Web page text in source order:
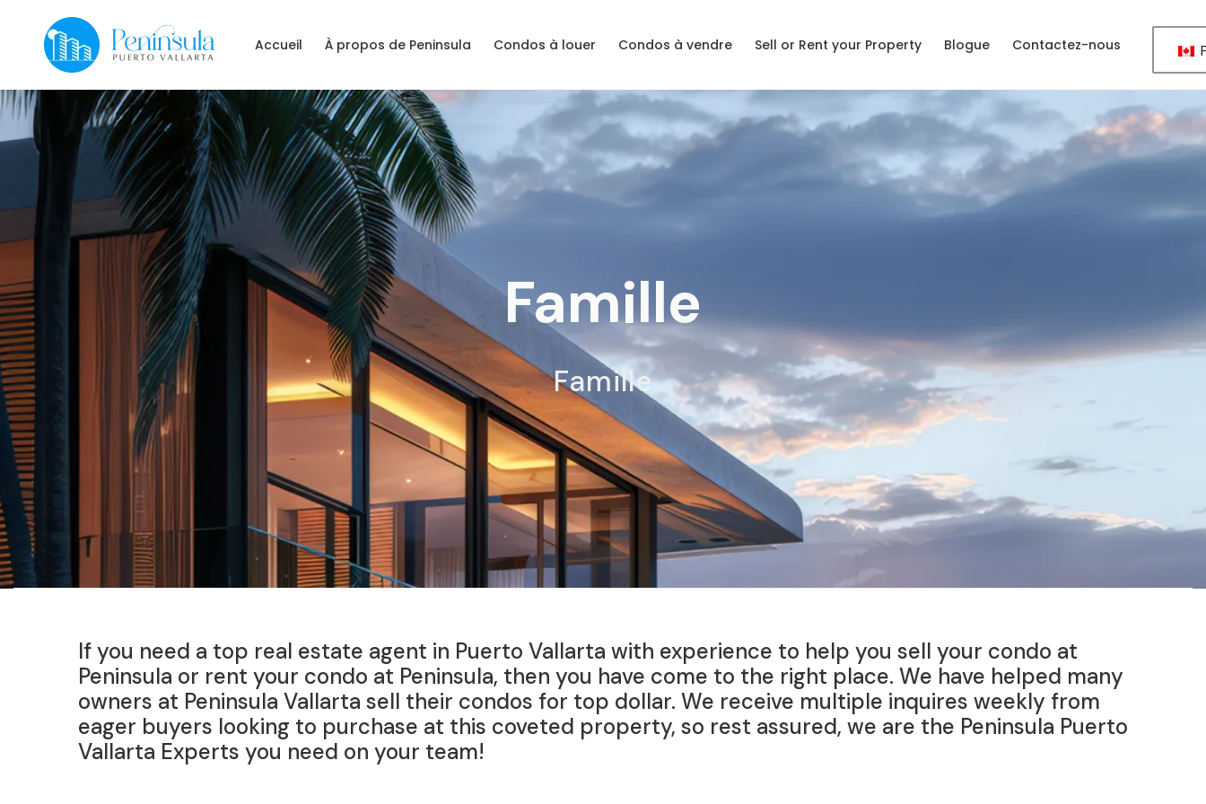
Accueil À propos de Peninsula Condos à louer Condos à vendre Sell or Rent your Property Blogue Contactez-nous
Famille
Famille
If you need a top real estate agent in Puerto Vallarta with experience to help you sell your condo at
Peninsula or rent your condo at Peninsula, then you have come to the right place. We have helped many
owners at Peninsula Vallarta sell their condos for top dollar. We receive multiple inquires weekly from
eager buyers looking to purchase at this coveted property, so rest assured, we are the Peninsula Puerto
Vallarta Experts you need on your team!